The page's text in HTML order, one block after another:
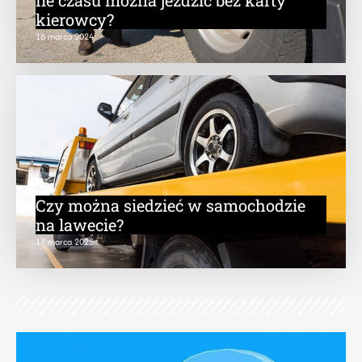
kierowcy?
16 marca 2024
Czy można siedzieć w samochodzie
na lawecie?
17 marca 2025